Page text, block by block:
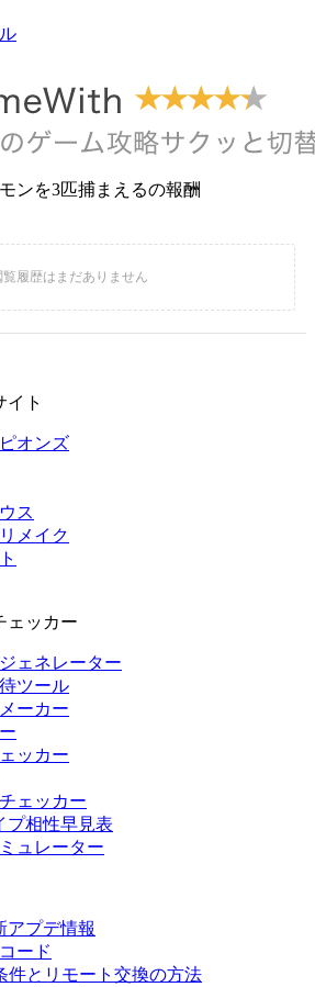
ンを3匹捕まえるの報酬
イト
オンズ
ス
メイク
ェッカー
ェネレーター
ツール
ーカー
ッカー
ェッカー
プ相性早見表
ュレーター
アプデ情報
ード
件とリモート交換の方法